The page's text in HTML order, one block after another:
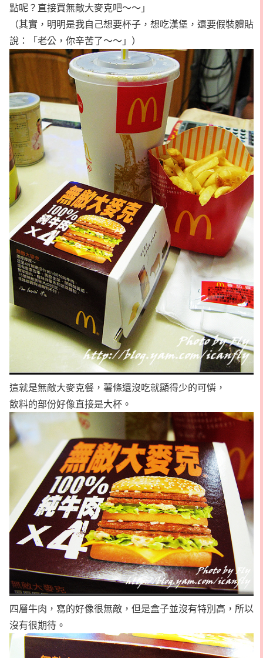
點呢？直接買無敵大麥克吧～～」
（其實，明明是我自己想要杯子，想吃漢堡，還要假裝體貼
說：「老公，你辛苦了～～」）
這就是無敵大麥克餐，薯條還沒吃就顯得少的可憐，
飲料的部份好像直接是大杯。
四層牛肉，寫的好像很無敵，但是盒子並沒有特別高，所以
沒有很期待。